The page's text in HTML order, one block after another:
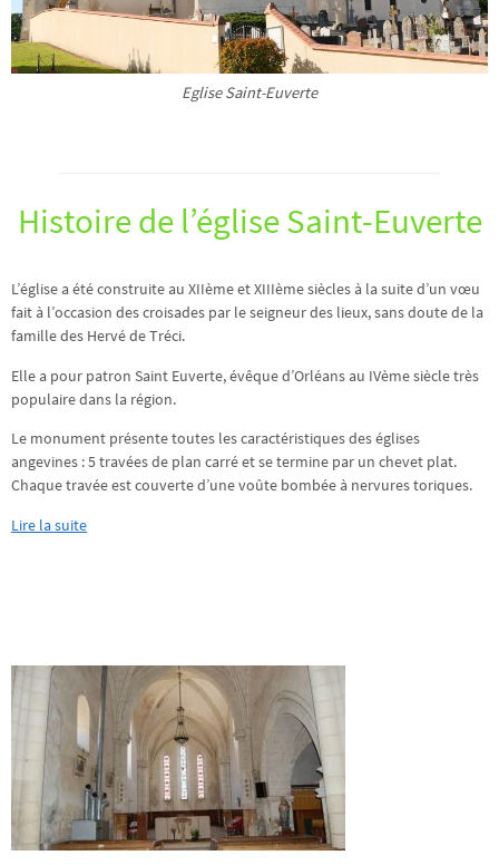
Eglise Saint-Euverte
Histoire de l’église Saint-Euverte
L’église a été construite au XIIème et XIIIème siècles à la suite d’un vœu
fait à l’occasion des croisades par le seigneur des lieux, sans doute de la
famille des Hervé de Tréci.
Elle a pour patron Saint Euverte, évêque d’Orléans au IVème siècle très
populaire dans la région.
Le monument présente toutes les caractéristiques des églises
angevines : 5 travées de plan carré et se termine par un chevet plat.
Chaque travée est couverte d’une voûte bombée à nervures toriques.
Lire la suite